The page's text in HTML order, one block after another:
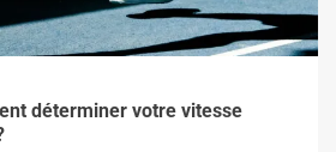
déterminer votre vitesse